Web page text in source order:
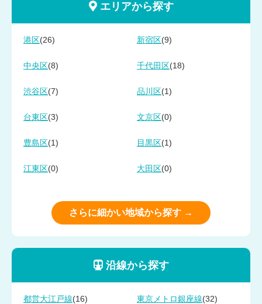
エリアから探す
港区 (26) 新宿区 (9)
中央区 (8) 千代田区 (18)
渋谷区 (7) 品川区 (1)
台東区 (3) 文京区 (0)
豊島区 (1) 目黒区 (1)
江東区 (0) 大田区 (0)
さらに細かい地域から探す →
沿線から探す
都営大江戸線(16) 東京メトロ銀座線(32)